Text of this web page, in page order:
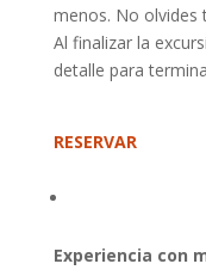
menos. No olvides
Al finalizar la
detalle para
RESERVAR
Experiencia con